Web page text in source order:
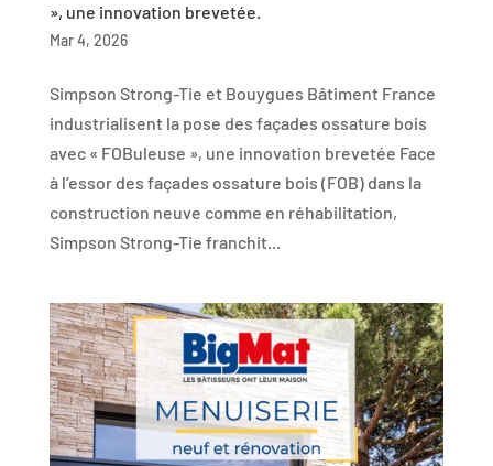
», une innovation brevetée.
Mar 4, 2026
Simpson Strong-Tie et Bouygues Bâtiment France
industrialisent la pose des façades ossature bois
avec « FOBuleuse », une innovation brevetée Face
à l’essor des façades ossature bois (FOB) dans la
construction neuve comme en réhabilitation,
Simpson Strong-Tie franchit...